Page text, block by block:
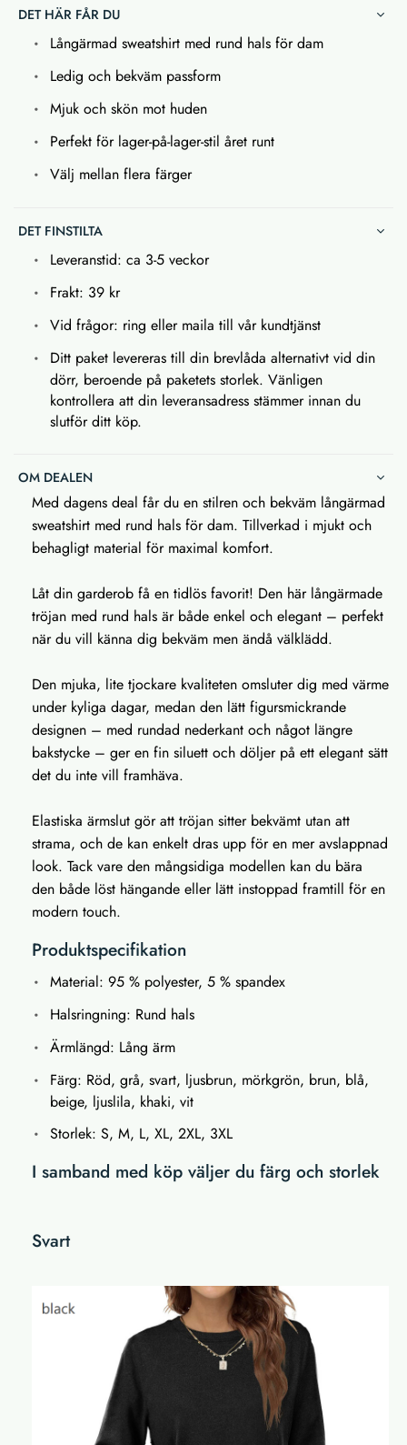
DET HÄR FÅR DU
Långärmad sweatshirt med rund hals för dam
Ledig och bekväm passform
Mjuk och skön mot huden
Perfekt för lager-på-lager-stil året runt
Välj mellan flera färger
DET FINSTILTA
Leveranstid: ca 3-5 veckor
Frakt: 39 kr
Vid frågor: ring eller maila till vår kundtjänst
Ditt paket levereras till din brevlåda alternativt vid din
dörr, beroende på paketets storlek. Vänligen
kontrollera att din leveransadress stämmer innan du
slutför ditt köp.
OM DEALEN
Med dagens deal får du en stilren och bekväm långärmad
sweatshirt med rund hals för dam. Tillverkad i mjukt och
behagligt material för maximal komfort.
Låt din garderob få en tidlös favorit! Den här långärmade
tröjan med rund hals är både enkel och elegant – perfekt
när du vill känna dig bekväm men ändå välklädd.
Den mjuka, lite tjockare kvaliteten omsluter dig med värme
under kyliga dagar, medan den lätt figursmickrande
designen – med rundad nederkant och något längre
bakstycke – ger en fin siluett och döljer på ett elegant sätt
det du inte vill framhäva.
Elastiska ärmslut gör att tröjan sitter bekvämt utan att
strama, och de kan enkelt dras upp för en mer avslappnad
look. Tack vare den mångsidiga modellen kan du bära
den både löst hängande eller lätt instoppad framtill för en
modern touch.
Produktspecifikation
Material: 95 % polyester, 5 % spandex
Halsringning: Rund hals
Ärmlängd: Lång ärm
Färg: Röd, grå, svart, ljusbrun, mörkgrön, brun, blå,
beige, ljuslila, khaki, vit
Storlek: S, M, L, XL, 2XL, 3XL
I samband med köp väljer du färg och storlek
Svart